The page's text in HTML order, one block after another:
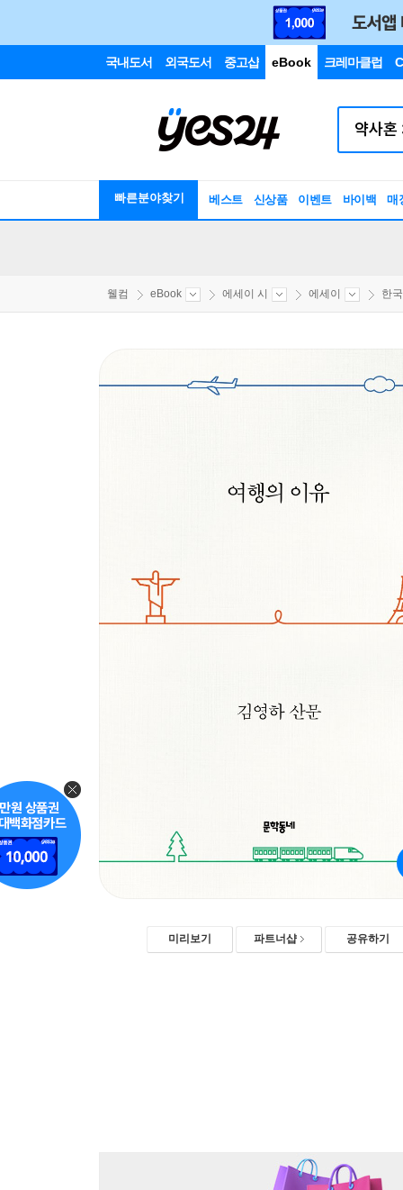
국내도서 외국도서 중고샵 eBook 크레마클럽
빠른분야찾기 베스트 신상품 이벤트 바이백 매
웰컴 eBook 에세이 시 에세이 한
미리보기 파트너샵 공유하기